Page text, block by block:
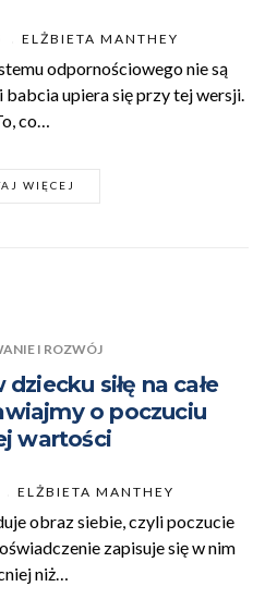
ELŻBIETA MANTHEY
odpornościowego nie są
upiera się przy tej wersji.
co…
WIĘCEJ
I ROZWÓJ
siłę na całe
o poczuciu
wartości
ELŻBIETA MANTHEY
obraz siebie, czyli poczucie
zapisuje się w nim
niż…